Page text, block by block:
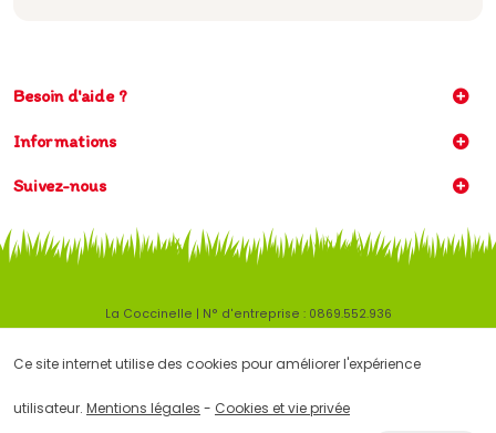
Besoin d'aide ?
Informations
Suivez-nous
La Coccinelle | N° d'entreprise : 0869.552.936
Ce site internet utilise des cookies pour améliorer l'expérience
Conditions d'utilisation du site web et protection des données
© Copyright 2026 -E-net Business, accélérateur d'e-commerce pour
Ce site internet utilise des cookies pour améliorer l'expérience
utilisateur. Mentions légales - Cookies et vie privée